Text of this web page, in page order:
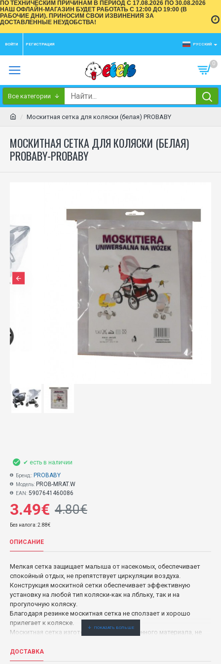
ПО ТЕХНИЧЕСКИМ ПРИЧИНАМ В ПЕРИОД С 17.08.2026 ПО 30.08.2026
НАШ ОФЛАЙН-МАГАЗИН БУДЕТ РАБОТАТЬ С 12:00 ДО 19:00 (В
РАБОЧИЕ ДНИ). ПРИНОСИМ СВОИ ИЗВИНЕНИЯ ЗА
ДОСТАВЛЕННЫЕ НЕУДОБСТВА!
ВОЙТИ РЕГИСТРАЦИЯ РУССКИЙ
0
Все категории
Mоскитная сетка для коляски (белая) PROBABY
MОСКИТНАЯ СЕТКА ДЛЯ КОЛЯСКИ (БЕЛАЯ)
PROBABY-PROBABY
3.49€ 4.80€
Без налога: 2.88€
✔ есть в наличии
Бренд:: PROBABY
Модель: PROB-MRAT.W
EAN: 5907641460086
ОПИСАНИЕ
Мелкая сетка защищает малыша от насекомых, обеспечивает
спокойный отдых, не препятствует циркуляции воздуха.
Конструкция москитной сетки обеспечивает эффективную
установку на любой тип коляски-как на лбльку, так и на
прогулочную коляску.
Благодаря резинке москитная сетка не сползает и хорошо
прилегает к коляске.
Москитная сетка изготовлена ​​из качественного материала, не
Состав: 100% полиэстер.
Произведено в Польше.
ДОСТАВКА